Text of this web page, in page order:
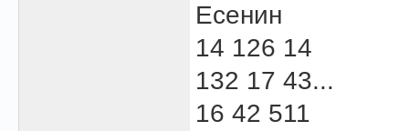
Есенин
14 126 14
132 17 43...
16 42 511